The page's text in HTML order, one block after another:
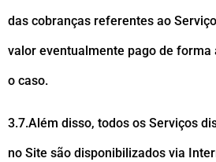
das cobranças referentes ao
valor eventualmente pago de
o caso.
3.7.Além disso, todos os Serviços
no Site são disponibilizados via